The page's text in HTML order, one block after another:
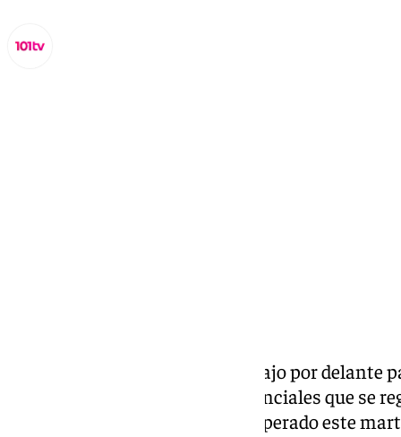
Comares tiene aún mucho trabajo por delante
ocasionado por las lluvias torrenciales que se
dos semanas. El pueblo ha recuperado este